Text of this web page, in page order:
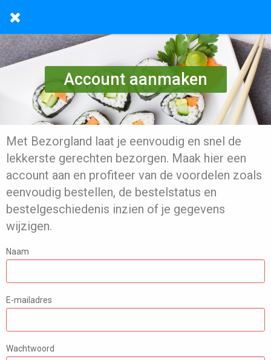
Account aanmaken
Met Bezorgland laat je eenvoudig en snel de
lekkerste gerechten bezorgen. Maak hier een
account aan en profiteer van de voordelen zoals
eenvoudig bestellen, de bestelstatus en
bestelgeschiedenis inzien of je gegevens
wijzigen.
Naam
E-mailadres
Wachtwoord